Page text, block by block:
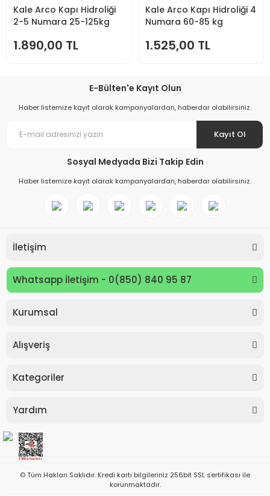
Kale Arco Kapı Hidroliği
2-5 Numara 25-125kg
1.890,00 TL
Kale Arco Kapı Hidroliği 4
Numara 60-85 kg
1.525,00 TL
E-Bülten'e Kayıt Olun
Haber listemize kayıt olarak kampanyalardan, haberdar olabilirsiniz.
Kayıt Ol
Sosyal Medyada Bizi Takip Edin
Haber listemize kayıt olarak kampanyalardan, haberdar olabilirsiniz.
İletişim
Whatsapp İletişim - 0(850) 840 95 87
Kurumsal
Alışveriş
Kategoriler
Yardım
© Tüm Hakları Saklıdır. Kredi kartı bilgileriniz 256bit SSL sertifikası ile
korunmaktadır.